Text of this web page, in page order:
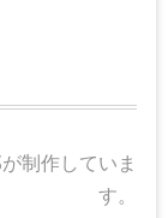
制作していま
す。